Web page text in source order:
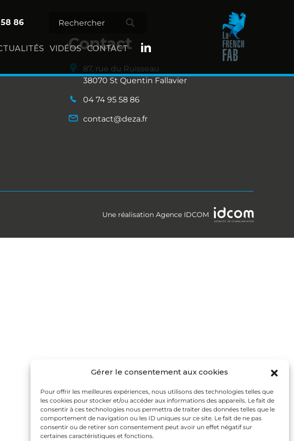
Gérer le consentement aux cookies
Pour offrir les meilleures expériences, nous utilisons des technologies telles que
les cookies pour stocker et/ou accéder aux informations des appareils. Le fait de
consentir à ces technologies nous permettra de traiter des données telles que le
comportement de navigation ou les ID uniques sur ce site. Le fait de ne pas
consentir ou de retirer son consentement peut avoir un effet négatif sur
certaines caractéristiques et fonctions.
86
VIDÉOS CONTACT
Contact
87, rue du Ruisseau
38070 St Quentin Fallavier
04 74 95 58 86
contact@deza.fr
Une réalisation Agence IDCOM